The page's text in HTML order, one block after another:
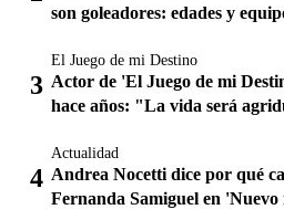
son goleadores: edades y
El Juego de mi Destino
Actor de 'El Juego de mi
hace años: "La vida será
Actualidad
Andrea Nocetti dice por qué
Fernanda Samiguel en